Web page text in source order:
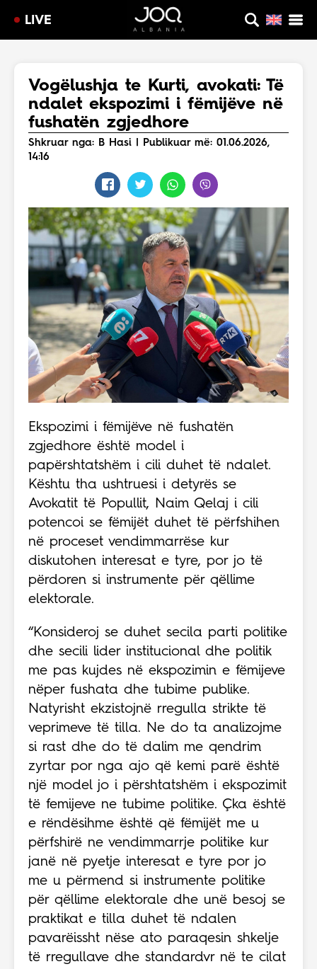
LIVE
Vogëlushja te Kurti, avokati: Të
ndalet ekspozimi i fëmijëve në
fushatën zgjedhore
Shkruar nga: B Hasi | Publikuar më: 01.06.2026,
14:16
Ekspozimi i fëmijëve në fushatën
zgjedhore është model i
papërshtatshëm i cili duhet të ndalet.
Kështu tha ushtruesi i detyrës se
Avokatit të Popullit, Naim Qelaj i cili
potencoi se fëmijët duhet të përfshihen
në proceset vendimmarrëse kur
diskutohen interesat e tyre, por jo të
përdoren si instrumente për qëllime
elektorale.
“Konsideroj se duhet secila parti politike
dhe secili lider institucional dhe politik
me pas kujdes në ekspozimin e fëmijeve
nëper fushata dhe tubime publike.
Natyrisht ekzistojnë rregulla strikte të
veprimeve të tilla. Ne do ta analizojme
si rast dhe do të dalim me qendrim
zyrtar por nga ajo që kemi parë është
një model jo i përshtatshëm i ekspozimit
të femijeve ne tubime politike. Çka është
e rëndësihme është që fëmijët me u
përfshirë ne vendimmarrje politike kur
janë në pyetje interesat e tyre por jo
me u përmend si instrumente politike
për qëllime elektorale dhe unë besoj se
praktikat e tilla duhet të ndalen
pavarëissht nëse ato paraqesin shkelje
të rregullave dhe standardvr në te cilat